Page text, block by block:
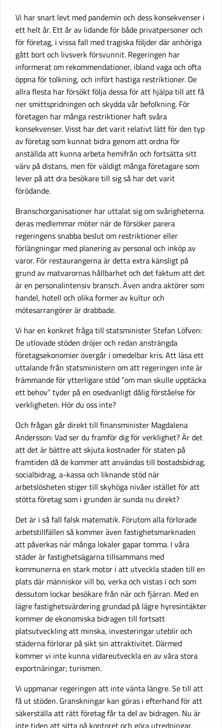
Vi har snart levt med pandemin och dess konsekvenser i
ett helt år. Ett år av lidande för både privatpersoner och
för företag, i vissa fall med tragiska följder där anhöriga
gått bort och livsverk försvunnit. Regeringen har
informerat om rekommendationer, ibland vaga och ofta
öppna för tolkning, och infört hastiga restriktioner. De
allra flesta har försökt följa dessa för att hjälpa till att få
ner smittspridningen och skydda vår befolkning. För
företagen har många restriktioner haft svåra
konsekvenser. Visst har det varit relativt lätt för den typ
av företag som kunnat bidra genom att ordna för
anställda att kunna arbeta hemifrån och fortsätta sitt
värv på distans, men för väldigt många företagare som
lever på att dra besökare till sig så har det varit
förödande.
Branschorganisationer har uttalat sig om svårigheterna
deras medlemmar möter när de försöker parera
regeringens snabba beslut om restriktioner eller
förlängningar med planering av personal och inköp av
varor. För restaurangerna är detta extra känsligt på
grund av matvarornas hållbarhet och det faktum att det
är en personalintensiv bransch. Även andra aktörer som
handel, hotell och olika former av kultur och
mötesarrangörer är drabbade.
Vi har en konkret fråga till statsminister Stefan Löfven:
De utlovade stöden dröjer och redan ansträngda
företagsekonomier övergår i omedelbar kris. Att läsa ett
uttalande från statsministern om att regeringen inte är
främmande för ytterligare stöd ”om man skulle upptäcka
ett behov” tyder på en osedvanligt dålig förståelse för
verkligheten. Hör du oss inte?
Och frågan går direkt till finansminister Magdalena
Andersson: Vad ser du framför dig för verklighet? Är det
att det är bättre att skjuta kostnader för staten på
framtiden då de kommer att användas till bostadsbidrag,
socialbidrag, a-kassa och liknande stöd när
arbetslösheten stiger till skyhöga nivåer istället för att
stötta företag som i grunden är sunda nu direkt?
Det är i så fall falsk matematik. Förutom alla förlorade
arbetstillfällen så kommer även fastighetsmarknaden
att påverkas när många lokaler gapar tomma. I våra
städer är fastighetsägarna tillsammans med
kommunerna en stark motor i att utveckla staden till en
plats där människor vill bo, verka och vistas i och som
dessutom lockar besökare från när och fjärran. Med en
lägre fastighetsvärdering grundad på lägre hyresintäkter
kommer de ekonomiska bidragen till fortsatt
platsutveckling att minska, investeringar uteblir och
städerna förlorar på sikt sin attraktivitet. Därmed
kommer vi inte kunna vidareutveckla en av våra stora
exportnäringar; turismen.
Vi uppmanar regeringen att inte vänta längre. Se till att
få ut stöden. Granskningar kan göras i efterhand för att
säkerställa att rätt företag får ta del av bidragen. Nu är